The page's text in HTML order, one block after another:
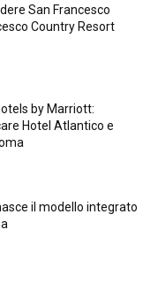
San Francesco
Country Resort
by Marriott:
Hotel Atlantico e
il modello integrato